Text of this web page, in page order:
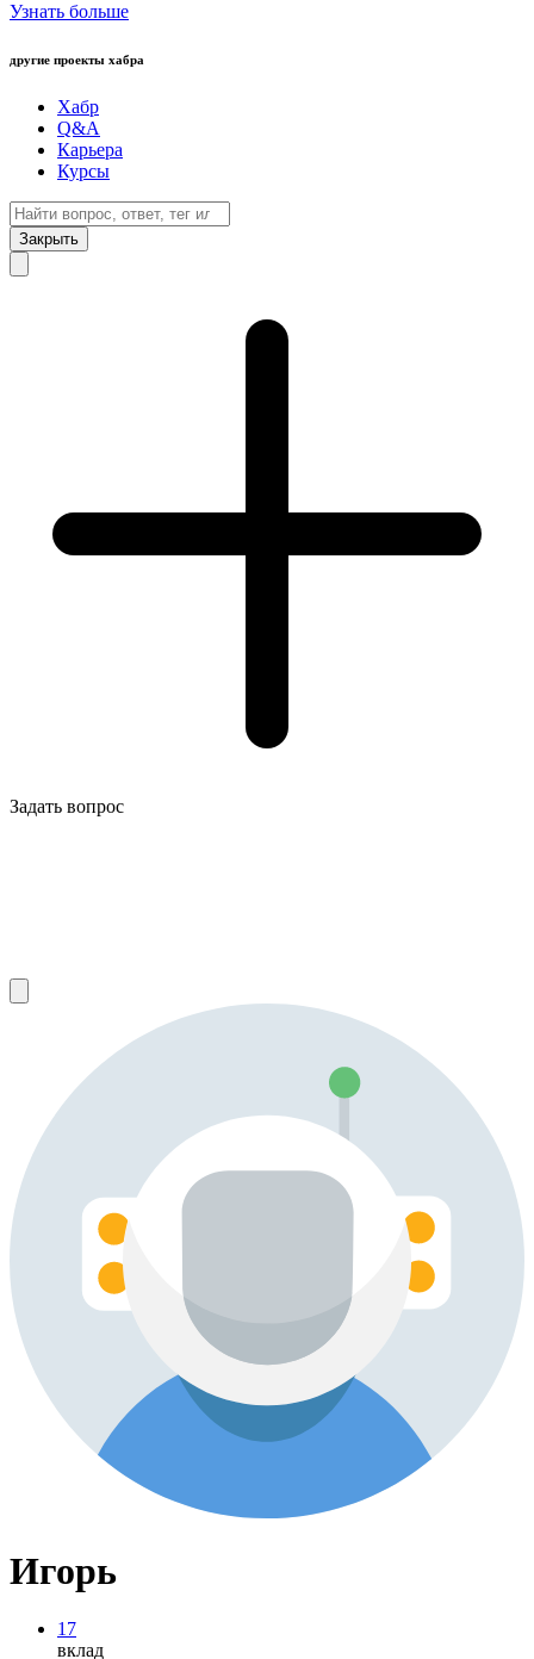
Узнать больше
другие проекты хабра
Хабр
Q&A
Карьера
Курсы
Закрыть
Задать вопрос
Игорь
17
вклад